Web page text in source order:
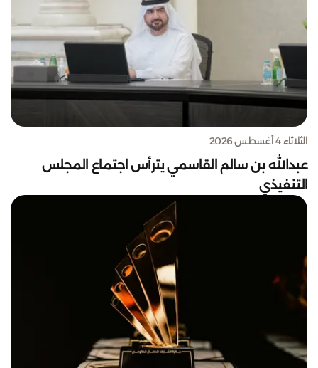
الثلاثاء 4 أغسطس 2026
عبدالله بن سالم القاسمي يترأس اجتماع المجلس
التنفيذي